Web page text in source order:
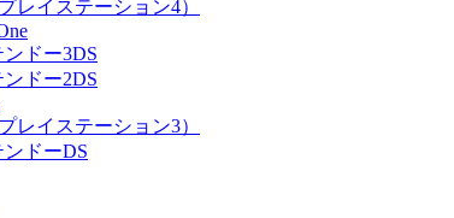
レイステーション4）
ドー3DS
ドー2DS
レイステーション3）
ンドーDS